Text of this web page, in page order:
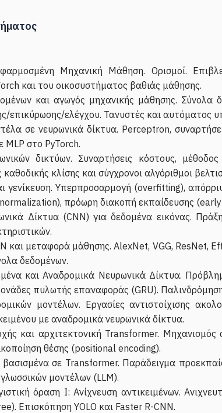
Μηχανική Μάθηση. Ορισμοί.
και του οικοσυστήματος βαθιάς μάθησης.
και αγωγός μηχανικής μάθησης. Σύνολα
επικύρωσης/ελέγχου. Τανυστές και αυτόματος
σε νευρωνικά δίκτυα. Perceptron,
MLP στο PyTorch.
δικτύων. Συναρτήσεις κόστους,
κλίσης και σύγχρονοι αλγόριθμοι
γενίκευση. Υπερπροσαρμογή (overfitting),
πρόωρη διακοπή εκπαίδευσης
Δίκτυα (CNN) για δεδομένα εικόνας.
και μεταφορά μάθησης. AlexNet, VGG,
δεδομένων.
και Αναδρομικά Νευρωνικά Δίκτυα.
πυλωτής επαναφοράς (GRU).
μοντέλων. Εργασίες αντιστοίχισης
με αναδρομικά νευρωνικά δίκτυα.
και αρχιτεκτονική Transformer.
θέσης (positional encoding).
σε Transformer. Παράδειγμα
μοντέλων (LLM).
όραση Ι: Ανίχνευση αντικειμένων.
Επισκόπηση YOLO και Faster R-CNN.